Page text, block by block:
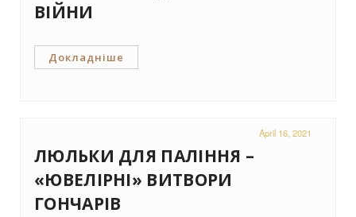
ВІЙНИ
Докладніше
April 16, 2021
ЛЮЛЬКИ ДЛЯ ПАЛІННЯ –
«ЮВЕЛІРНІ» ВИТВОРИ
ГОНЧАРІВ